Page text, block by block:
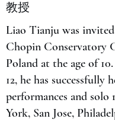
教授
Liao Tianju was
Chopin Conservatory
Poland at the age of
12, he has successfully
performances and
York, San Jose,